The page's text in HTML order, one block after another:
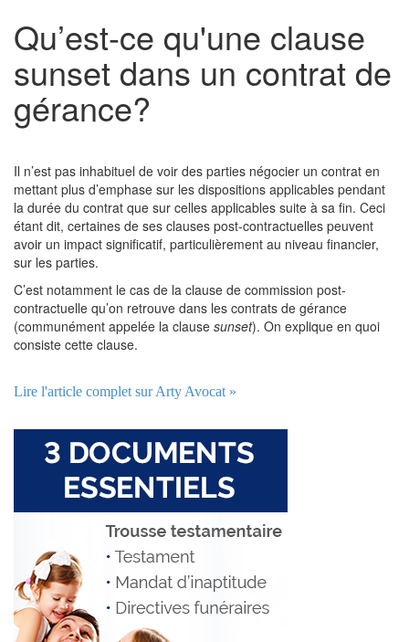
Qu’est-ce qu'une clause
sunset dans un contrat de
gérance?
Il n’est pas inhabituel de voir des parties négocier un contrat en
mettant plus d’emphase sur les dispositions applicables pendant
la durée du contrat que sur celles applicables suite à sa fin. Ceci
étant dit, certaines de ses clauses post-contractuelles peuvent
avoir un impact significatif, particulièrement au niveau financier,
sur les parties.
C’est notamment le cas de la clause de commission post-
contractuelle qu’on retrouve dans les contrats de gérance
(communément appelée la clause sunset). On explique en quoi
consiste cette clause.
Lire l'article complet sur Arty Avocat »